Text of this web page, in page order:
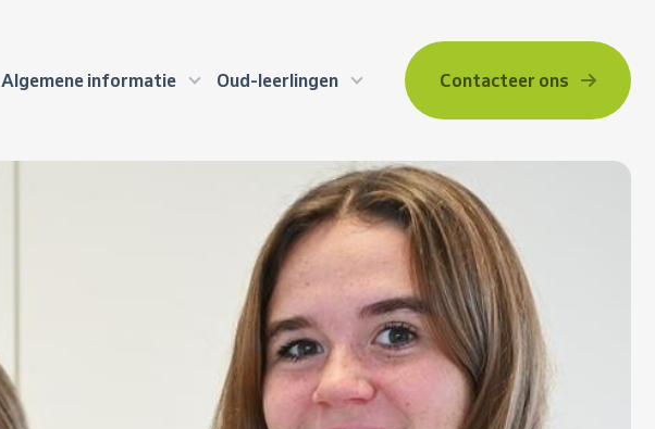
Algemene informatie Oud-leerlingen Contacteer ons